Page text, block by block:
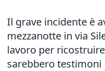
Il grave incidente è
mezzanotte in via
lavoro per
sarebbero testimoni